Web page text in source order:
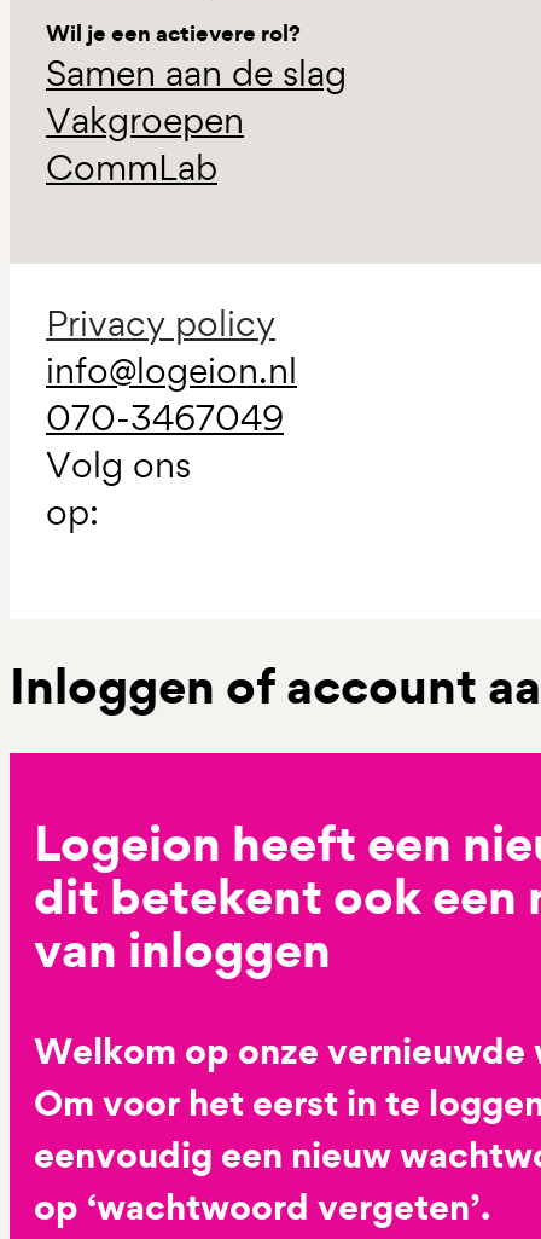
Wil je een actievere rol?
Samen aan de slag
Vakgroepen
CommLab
Privacy policy
info@logeion.nl
070-3467049
Volg ons
op:
Inloggen of account
Logeion heeft een
dit betekent ook een
van inloggen
Welkom op onze vernieuwde
Om voor het eerst in te
eenvoudig een nieuw
op ‘wachtwoord vergeten’.